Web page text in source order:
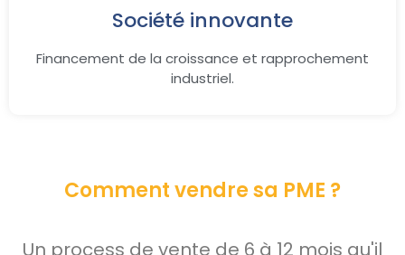
Société innovante
Financement de la croissance et rapprochement
industriel.
Comment vendre sa PME ?